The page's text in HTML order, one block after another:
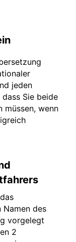
jeden
Sie beide
müssen, wenn
des
vorgelegt
2